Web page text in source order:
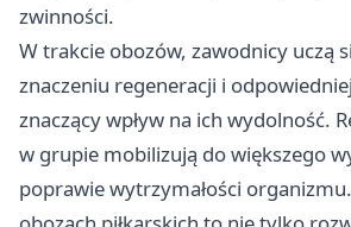
zwinności.
W trakcie obozów, zawodnicy uczą
znaczeniu regeneracji i
znaczący wpływ na ich wydolność.
w grupie mobilizują do większego
poprawie wytrzymałości